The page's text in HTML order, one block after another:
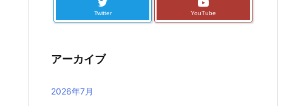
Twitter YouTube
アーカイブ
2026年7月